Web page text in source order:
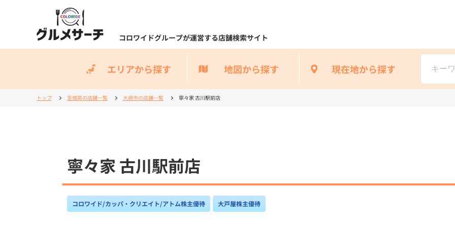
コロワイドグループが運営する店舗検索サイト
エリアから探す 地図から探す 現在地から探す
トップ 宮城県の店舗一覧 大崎市の店舗一覧 寧々家 古川駅前店
寧々家 古川駅前店
コロワイド/カッパ・クリエイト/アトム株主優待 大戸屋株主優待